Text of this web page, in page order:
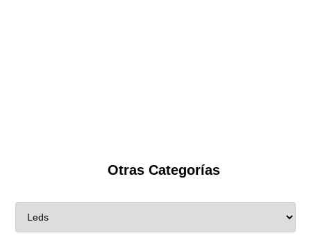
Otras Categorías